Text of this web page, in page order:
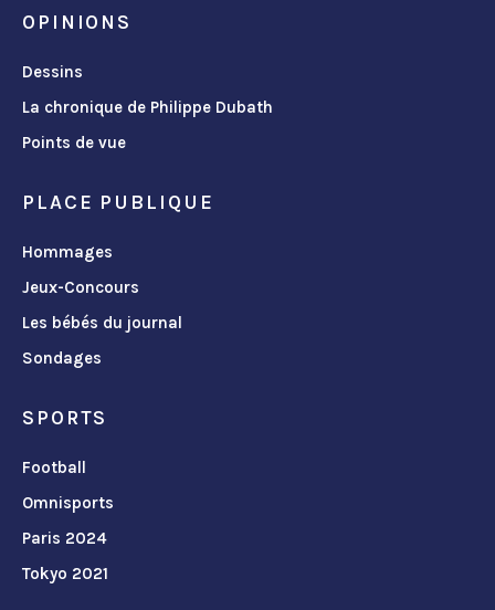
OPINIONS
Dessins
La chronique de Philippe Dubath
Points de vue
PLACE PUBLIQUE
Hommages
Jeux-Concours
Les bébés du journal
Sondages
SPORTS
Football
Omnisports
Paris 2024
Tokyo 2021